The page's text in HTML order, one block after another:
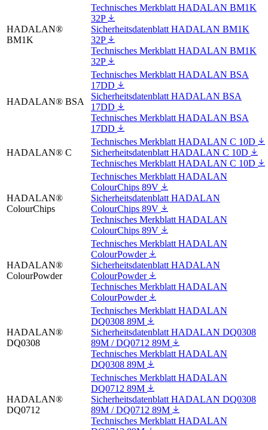
HADALAN®
BM1K
Technisches Merkblatt HADALAN BM1K
32P
Sicherheitsdatenblatt HADALAN BM1K
32P
Technisches Merkblatt HADALAN BM1K
32P
HADALAN® BSA
Technisches Merkblatt HADALAN BSA
17DD
Sicherheitsdatenblatt HADALAN BSA
17DD
Technisches Merkblatt HADALAN BSA
17DD
HADALAN® C
Technisches Merkblatt HADALAN C 10D
Sicherheitsdatenblatt HADALAN C 10D
Technisches Merkblatt HADALAN C 10D
HADALAN®
ColourChips
Technisches Merkblatt HADALAN
ColourChips 89V
Sicherheitsdatenblatt HADALAN
ColourChips 89V
Technisches Merkblatt HADALAN
ColourChips 89V
HADALAN®
ColourPowder
Technisches Merkblatt HADALAN
ColourPowder
Sicherheitsdatenblatt HADALAN
ColourPowder
Technisches Merkblatt HADALAN
ColourPowder
HADALAN®
DQ0308
Technisches Merkblatt HADALAN
DQ0308 89M
Sicherheitsdatenblatt HADALAN DQ0308
89M / DQ0712 89M
Technisches Merkblatt HADALAN
DQ0308 89M
HADALAN®
DQ0712
Technisches Merkblatt HADALAN
DQ0712 89M
Sicherheitsdatenblatt HADALAN DQ0308
89M / DQ0712 89M
Technisches Merkblatt HADALAN